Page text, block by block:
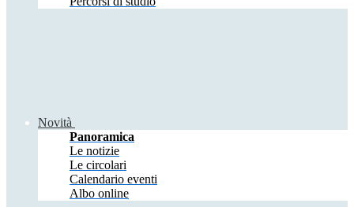
Novità
Panoramica
Le notizie
Le circolari
Calendario eventi
Albo online